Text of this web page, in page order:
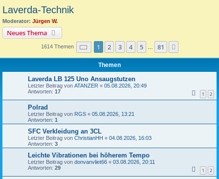
Laverda-Technik
Moderator: Jürgen W.
Neues Thema
1614 Themen Seite 1von 81
1 2 3 4 5 81
Themen
Laverda LB 125 Uno Ansaugstutzen
Letzter Beitrag von ATANZER « 05.08.2026, 20:49
Antworten: 17 1 2
Polrad
Letzter Beitrag von RGS « 05.08.2026, 13:21
Antworten: 1
SFC Verkleidung an 3CL
Letzter Beitrag von ChristianHH « 04.08.2026, 16:03
Antworten: 3
Leichte Vibrationen bei höherem Tempo
Letzter Beitrag von donvanvliet66 « 03.08.2026, 20:11
Antworten: 29 1 2